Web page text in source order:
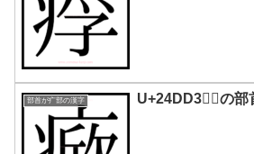
部首が疒部の漢字 U+24DD3｜𤷓の